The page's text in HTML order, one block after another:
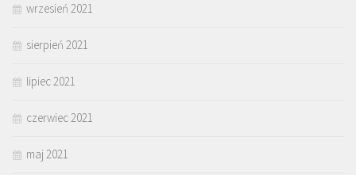
wrzesień 2021
sierpień 2021
lipiec 2021
czerwiec 2021
maj 2021